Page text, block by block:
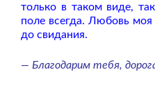
только в таком виде,
поле всегда. Любовь
до свидания.
— Благодарим тебя,